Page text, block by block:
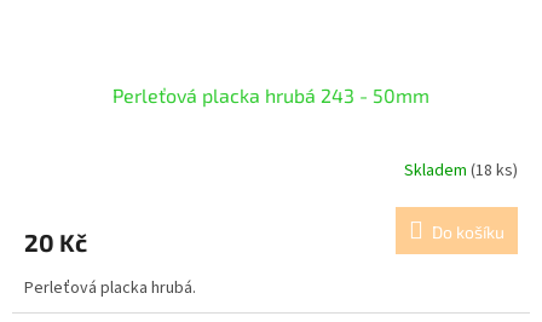
Perleťová placka hrubá 243 - 50mm
Skladem (18 ks)
20 Kč Do košíku
Perleťová placka hrubá.